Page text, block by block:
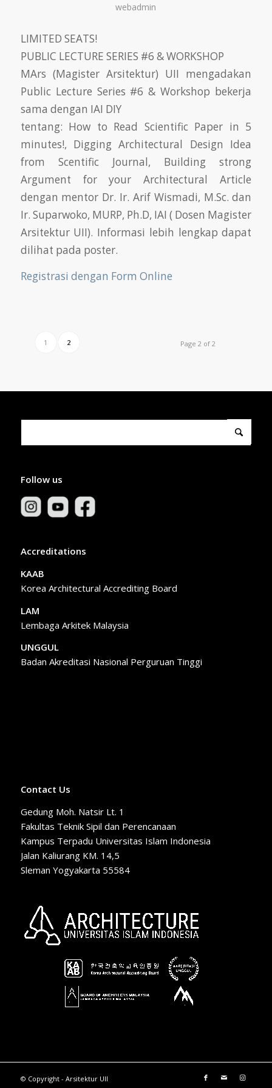
webadmin
LIMITED SEATS!
PUBLIC LECTURE SERIES #6 & WORKSHOP
MArs (Magister Arsitektur) UII mengadakan
Public Lecture Series #6 & Workshop bekerja
sama dengan IAI DIY
tentang: How to Read Scientific Paper in 5
minutes!, Digging Architectural Design Idea
from Scentific Journal, Building strong
Argument for your Architectural Article
dengan mentor Dr. Ir. Arif Wismadi, M.Sc. dan
Ir. Suparwoko, MURP, Ph.D, IAI ( Dosen Magister
Arsitektur UII). Informasi lebih lengkap dapat
dilihat pada poster.
Registrasi dengan Form Online
Page 2 of 2
1 2
Follow us
Accreditations
KAAB
Korea Architectural Accrediting Board
LAM
Lembaga Arkitek Malaysia
UNGGUL
Badan Akreditasi Nasional Perguruan Tinggi
Contact Us
Gedung Moh. Natsir Lt. 1
Fakultas Teknik Sipil dan Perencanaan
Kampus Terpadu Universitas Islam Indonesia
Jalan Kaliurang KM. 14,5
Sleman Yogyakarta 55584
© Copyright - Arsitektur UII